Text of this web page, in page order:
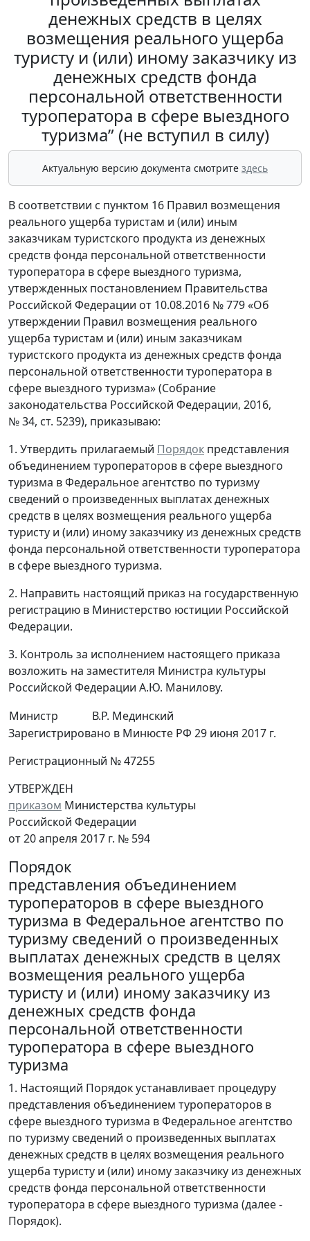
денежных средств в целях
возмещения реального ущерба
туристу и (или) иному заказчику из
денежных средств фонда
персональной ответственности
туроператора в сфере выездного
туризма” (не вступил в силу)
Актуальную версию документа смотрите здесь
В соответствии с пунктом 16 Правил возмещения
реального ущерба туристам и (или) иным
заказчикам туристского продукта из денежных
средств фонда персональной ответственности
туроператора в сфере выездного туризма,
утвержденных постановлением Правительства
Российской Федерации от 10.08.2016 № 779 «Об
утверждении Правил возмещения реального
ущерба туристам и (или) иным заказчикам
туристского продукта из денежных средств фонда
персональной ответственности туроператора в
сфере выездного туризма» (Собрание
законодательства Российской Федерации, 2016,
№ 34, ст. 5239), приказываю:
1. Утвердить прилагаемый Порядок представления
объединением туроператоров в сфере выездного
туризма в Федеральное агентство по туризму
сведений о произведенных выплатах денежных
средств в целях возмещения реального ущерба
туристу и (или) иному заказчику из денежных средств
фонда персональной ответственности туроператора
в сфере выездного туризма.
2. Направить настоящий приказ на государственную
регистрацию в Министерство юстиции Российской
Федерации.
3. Контроль за исполнением настоящего приказа
возложить на заместителя Министра культуры
Российской Федерации А.Ю. Манилову.
Министр
В.Р. Мединский
Зарегистрировано в Минюсте РФ 29 июня 2017 г.
Регистрационный № 47255
УТВЕРЖДЕН
приказом Министерства культуры
Российской Федерации
от 20 апреля 2017 г. № 594
Порядок
представления объединением
туроператоров в сфере выездного
туризма в Федеральное агентство по
туризму сведений о произведенных
выплатах денежных средств в целях
возмещения реального ущерба
туристу и (или) иному заказчику из
денежных средств фонда
персональной ответственности
туроператора в сфере выездного
туризма
1. Настоящий Порядок устанавливает процедуру
представления объединением туроператоров в
сфере выездного туризма в Федеральное агентство
по туризму сведений о произведенных выплатах
денежных средств в целях возмещения реального
ущерба туристу и (или) иному заказчику из денежных
средств фонда персональной ответственности
туроператора в сфере выездного туризма (далее -
Порядок).